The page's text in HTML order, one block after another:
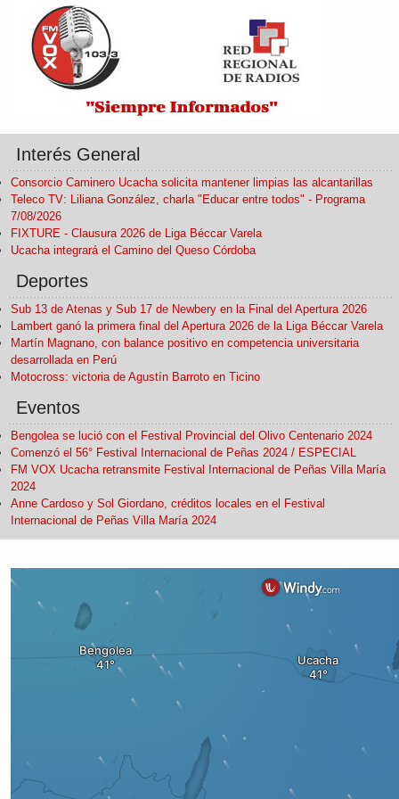
Interés General
Consorcio Caminero Ucacha solicita mantener limpias las alcantarillas
Teleco TV: Liliana González, charla "Educar entre todos" - Programa
7/08/2026
FIXTURE - Clausura 2026 de Liga Béccar Varela
Ucacha integrará el Camino del Queso Córdoba
Deportes
Sub 13 de Atenas y Sub 17 de Newbery en la Final del Apertura 2026
Lambert ganó la primera final del Apertura 2026 de la Liga Béccar Varela
Martín Magnano, con balance positivo en competencia universitaria
desarrollada en Perú
Motocross: victoria de Agustín Barroto en Ticino
Eventos
Bengolea se lució con el Festival Provincial del Olivo Centenario 2024
Comenzó el 56° Festival Internacional de Peñas 2024 / ESPECIAL
FM VOX Ucacha retransmite Festival Internacional de Peñas Villa María
2024
Anne Cardoso y Sol Giordano, créditos locales en el Festival
Internacional de Peñas Villa María 2024